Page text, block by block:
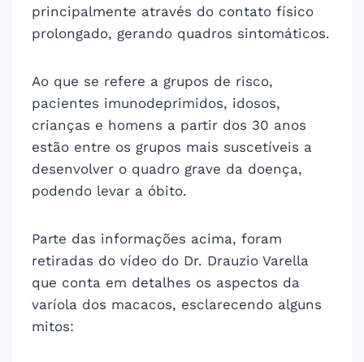
principalmente através do contato físico
prolongado, gerando quadros sintomáticos.
Ao que se refere a grupos de risco,
pacientes imunodeprimidos, idosos,
crianças e homens a partir dos 30 anos
estão entre os grupos mais suscetíveis a
desenvolver o quadro grave da doença,
podendo levar a óbito.
Parte das informações acima, foram
retiradas do vídeo do Dr. Drauzio Varella
que conta em detalhes os aspectos da
varíola dos macacos, esclarecendo alguns
mitos: